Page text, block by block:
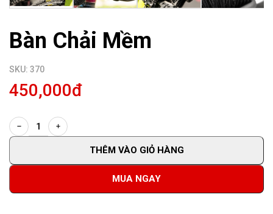
Bàn Chải Mềm
SKU: 370
450,000đ
THÊM VÀO GIỎ HÀNG
MUA NGAY